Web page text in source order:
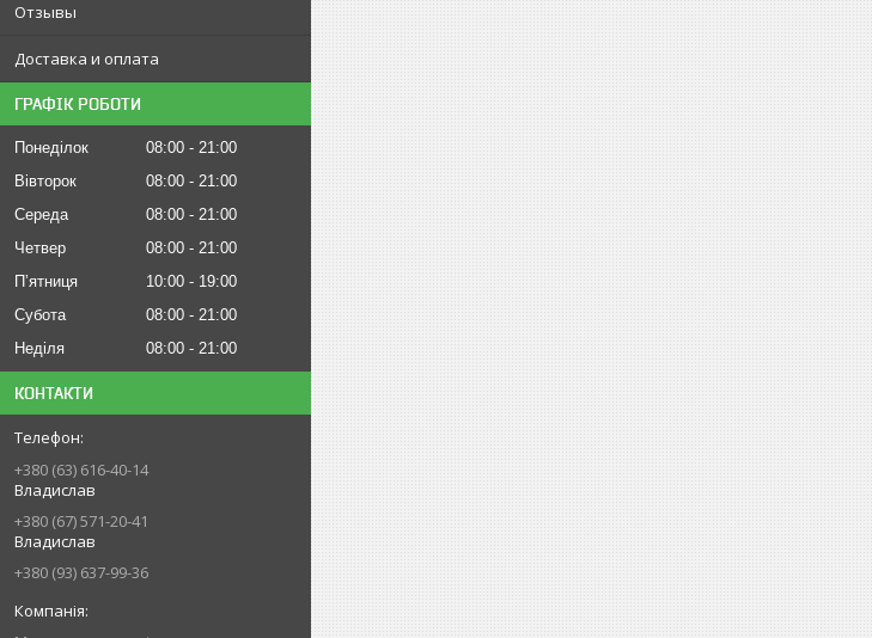
Отзывы
Доставка и оплата
ГРАФІК РОБОТИ
Понеділок 08:00
21:00
Вівторок
08:00
21:00
Середа
08:00
21:00
Четвер
08:00
21:00
Пʼятниця
10:00
19:00
Субота
08:00
21:00
Неділя
08:00 21:00
КОНТАКТИ
+380 (63) 616-40-14
Владислав
+380 (67) 571-20-41
Владислав
+380 (93) 637-99-36